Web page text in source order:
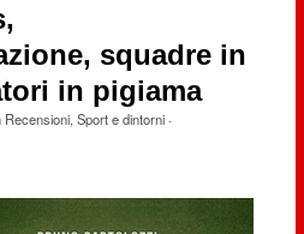
squadre in
in pigiama
Recensioni, Sport e dintorni·